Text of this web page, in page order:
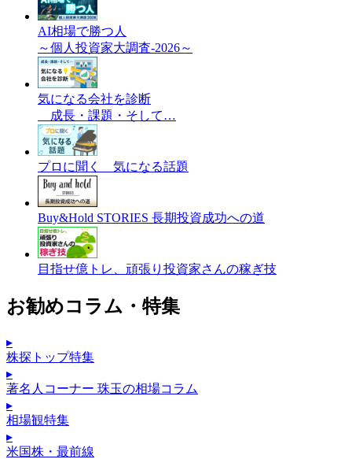
AI相場で勝つ人
～個人投資家大調査-2026～
気になる会社を診断
成長・課題・そして…
プロに聞く 気になる話題
Buy&Hold STORIES 長期投資成功への道
目指せ億トレ、頑張り投資家さんの稼ぎ技
お勧めコラム・特集
▸
株探トップ特集
▸
著名人コーナー 珠玉の相場コラム
▸
相場観特集
▸
米国株・最前線